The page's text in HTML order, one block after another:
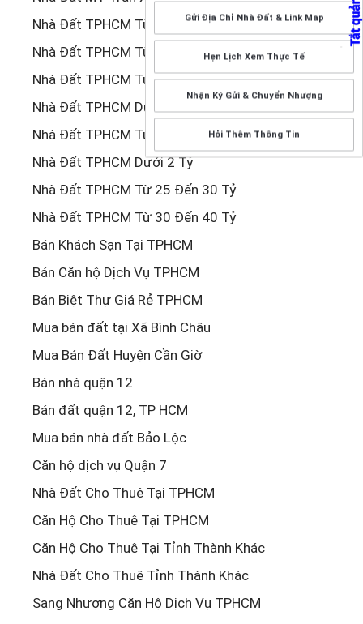
Nhà Đất TPHCM Từ 6 Đến 8 Tỷ
Nhà Đất TPHCM Từ 2 Đến 4 Tỷ
Nhà Đất TPHCM Từ 4 Đến 6 Tỷ
Nhà Đất TPHCM Dưới 1 Tỷ
Nhà Đất TPHCM Từ 14 Đến 16 Tỷ
Nhà Đất TPHCM Dưới 2 Tỷ
Nhà Đất TPHCM Từ 25 Đến 30 Tỷ
Nhà Đất TPHCM Từ 30 Đến 40 Tỷ
Bán Khách Sạn Tại TPHCM
Bán Căn hộ Dịch Vụ TPHCM
Bán Biệt Thự Giá Rẻ TPHCM
Mua bán đất tại Xã Bình Châu
Mua Bán Đất Huyện Cần Giờ
Bán nhà quận 12
Bán đất quận 12, TP HCM
Mua bán nhà đất Bảo Lộc
Căn hộ dịch vụ Quận 7
Nhà Đất Cho Thuê Tại TPHCM
Căn Hộ Cho Thuê Tại TPHCM
Căn Hộ Cho Thuê Tại Tỉnh Thành Khác
Nhà Đất Cho Thuê Tỉnh Thành Khác
Sang Nhượng Căn Hộ Dịch Vụ TPHCM
Gửi Địa Chỉ Nhà Đất & Link Map
Hẹn Lịch Xem Thực Tế
Nhận Ký Gửi & Chuyển Nhượng
Hỏi Thêm Thông Tin